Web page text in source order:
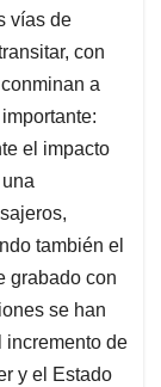
vías de
con
a
el impacto
también el
grabado con
se han
incremento de
y el Estado